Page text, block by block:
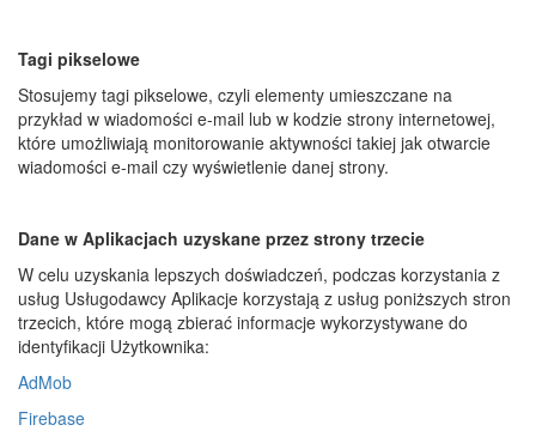
Tagi pikselowe
Stosujemy tagi pikselowe, czyli elementy umieszczane na
przykład w wiadomości e-mail lub w kodzie strony internetowej,
które umożliwiają monitorowanie aktywności takiej jak otwarcie
wiadomości e-mail czy wyświetlenie danej strony.
Dane w Aplikacjach uzyskane przez strony trzecie
W celu uzyskania lepszych doświadczeń, podczas korzystania z
usług Usługodawcy Aplikacje korzystają z usług poniższych stron
trzecich, które mogą zbierać informacje wykorzystywane do
identyfikacji Użytkownika:
AdMob
Firebase